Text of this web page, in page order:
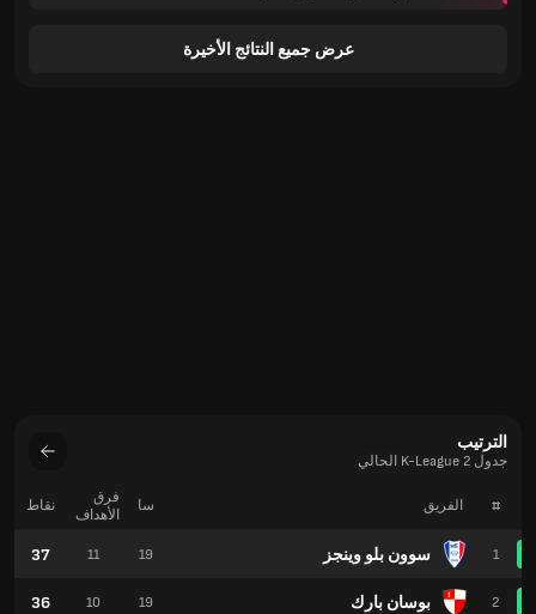
عرض جميع النتائج الأخيرة
الترتيب
جدول K-League 2 الحالي
# الفريق
1 سوون بلو وينجز
2 بوسان بارك
سا
فرق
الأهداف
نقاط
19
11
37
19
10
36